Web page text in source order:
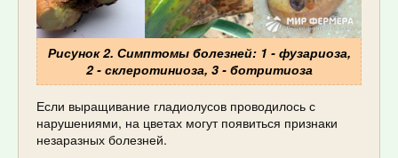
Рисунок 2. Симптомы болезней: 1 - фузариоза,
2 - склеротиниоза, 3 - ботритиоза
Если выращивание гладиолусов проводилось с
нарушениями, на цветах могут появиться признаки
незаразных болезней.